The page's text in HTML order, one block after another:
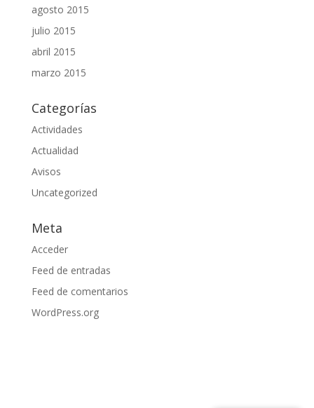
agosto 2015
julio 2015
abril 2015
marzo 2015
Categorías
Actividades
Actualidad
Avisos
Uncategorized
Meta
Acceder
Feed de entradas
Feed de comentarios
WordPress.org